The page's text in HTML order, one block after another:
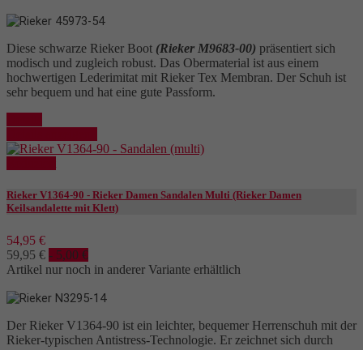
Diese schwarze Rieker Boot (Rieker M9683-00) präsentiert sich
modisch und zugleich robust. Das Obermaterial ist aus einem
hochwertigen Lederimitat mit Rieker Tex Membran. Der Schuh ist
sehr bequem und hat eine gute Passform.
Rieker V1364-90 - Rieker Damen Sandalen Multi (Rieker Damen
Keilsandalette mit Klett)
54,95 €
59,95 € - 5,00 €
Artikel nur noch in anderer Variante erhältlich
Der Rieker V1364-90 ist ein leichter, bequemer Herrenschuh mit der
Rieker-typischen Antistress-Technologie. Er zeichnet sich durch